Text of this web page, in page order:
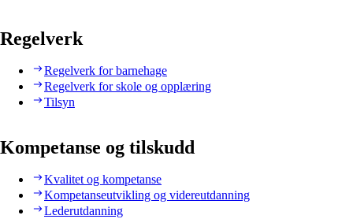
Regelverk
Regelverk for barnehage
Regelverk for skole og opplæring
Tilsyn
Kompetanse og tilskudd
Kvalitet og kompetanse
Kompetanseutvikling og videreutdanning
Lederutdanning